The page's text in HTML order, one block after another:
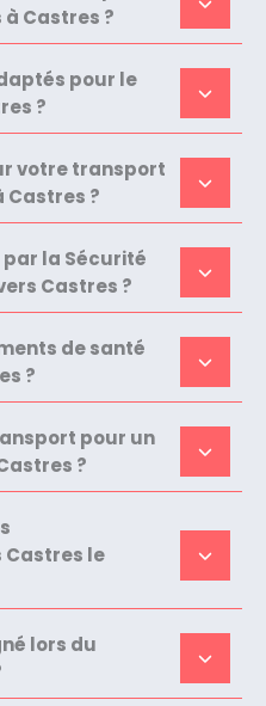
Castres ?
pour le
?
votre transport
Castres ?
la Sécurité
Castres ?
de santé
?
pour un
?
Castres le
lors du